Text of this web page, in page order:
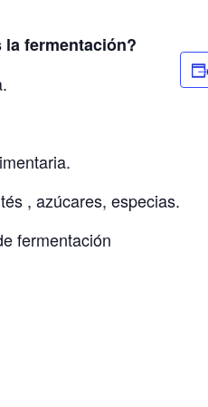
la fermentación?
, azúcares, especias.
fermentación